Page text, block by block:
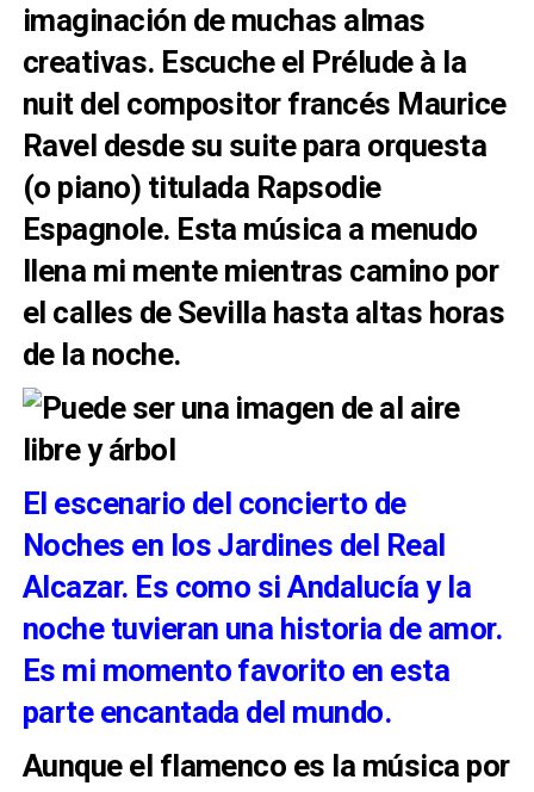
imaginación de muchas almas
creativas. Escuche el Prélude à la
nuit del compositor francés Maurice
Ravel desde su suite para orquesta
(o piano) titulada Rapsodie
Espagnole. Esta música a menudo
llena mi mente mientras camino por
el calles de Sevilla hasta altas horas
de la noche.
El escenario del concierto de
Noches en los Jardines del Real
Alcazar. Es como si Andalucía y la
noche tuvieran una historia de amor.
Es mi momento favorito en esta
parte encantada del mundo.
Aunque el flamenco es la música por